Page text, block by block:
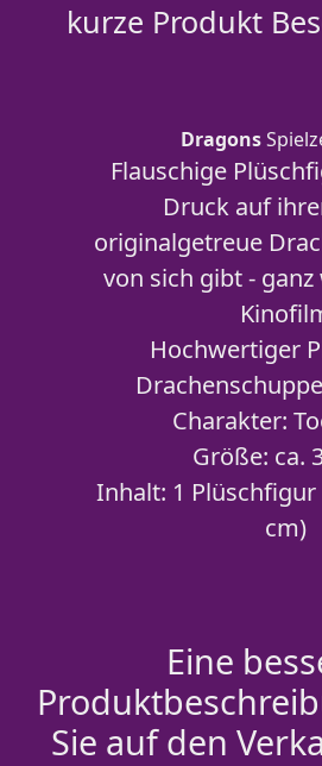
kurze Produkt
Dragons
Flauschige
Druck auf
originalgetreue
von sich gibt -
Hochwertiger
Charakter:
Größe: ca.
Inhalt: 1 Plüschfigur
cm)
Eine
Sie auf den